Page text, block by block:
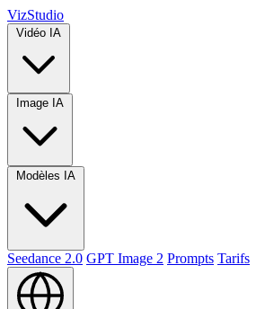
VizStudio
Seedance 2.0 GPT Image 2 Prompts Tarifs